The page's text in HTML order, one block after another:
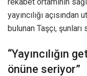
yayıncılığı
bulunan Taşçı, şunları
“Yayıncılığın
önüne seriyor”